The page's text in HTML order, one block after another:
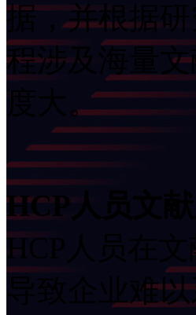
据，并根
程涉及海量文
度大。
HCP人员文
HCP人员在文
导致企业难